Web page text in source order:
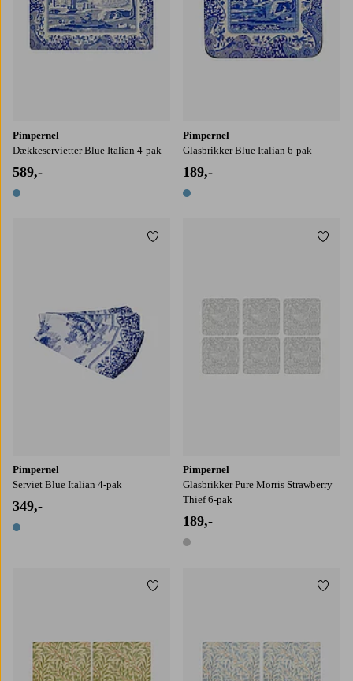
Pimpernel
Dækkeservietter Blue Italian 4-pak
589,-
1 farve
Pimpernel
Glasbrikker Blue Italian 6-pak
189,-
1 farve
Pimpernel
Serviet Blue Italian 4-pak
349,-
1 farve
Tilføj til favoritter
Pimpernel
Glasbrikker Pure Morris Strawberry
Thief 6-pak
189,-
1 farve
Tilføj til favoritter